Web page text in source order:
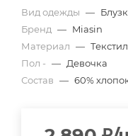
Вид одежды —
Бренд — Miasin
Материал —
Пол - — Девочка
Состав — 60%